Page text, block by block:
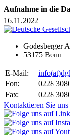
Aufnahme in die
16.11.2022
Godesberger
53175 Bonn
E-Mail: info(at)
Fon:
0228
Fax:
0228
Kontaktieren Sie uns